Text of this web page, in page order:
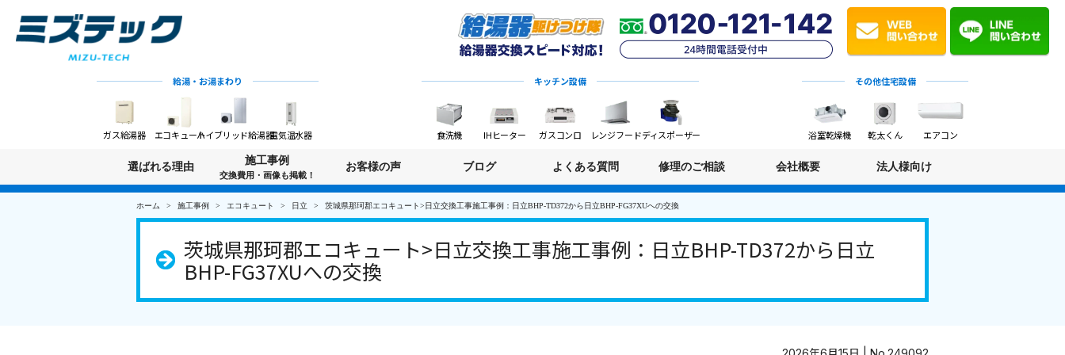
給湯・お湯まわり
ガス給湯器 エコキュートハイブリッド給湯器電気温水器
キッチン設備
食洗機 IHヒーター ガスコンロ レンジフードディスポーザー
その他住宅設備
浴室乾燥機 乾太くん エアコン
選ばれる理由
施工事例
交換費用・画像も掲載！
お客様の声 ブログ よくある質問 修理のご相談 会社概要 法人様向け
ホーム 施工事例 エコキュート 日立 茨城県那珂郡エコキュート>日立交換工事施工事例：日立BHP-TD372から日立BHP-FG37XUへの交換
茨城県那珂郡エコキュート>日立交換工事施工事例：日立BHP-TD372から日立
BHP-FG37XUへの交換